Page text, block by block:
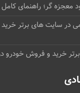
گر؛ راهنمای کامل
درسایت های برتر خرید
خرید و فروش خودرو در